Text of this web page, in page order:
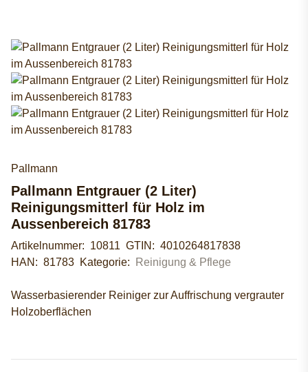
Pallmann
Pallmann Entgrauer (2 Liter)
Reinigungsmitterl für Holz im
Aussenbereich 81783
Artikelnummer: 10811 GTIN: 4010264817838
HAN: 81783 Kategorie: Reinigung & Pflege
Wasserbasierender Reiniger zur Auffrischung vergrauter
Holzoberflächen